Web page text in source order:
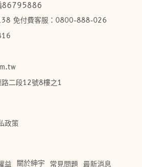
86795886
免付費客服：0800-888-026
二段12號8樓之1
政策
益 關於紳宇 常見問題 最新消息